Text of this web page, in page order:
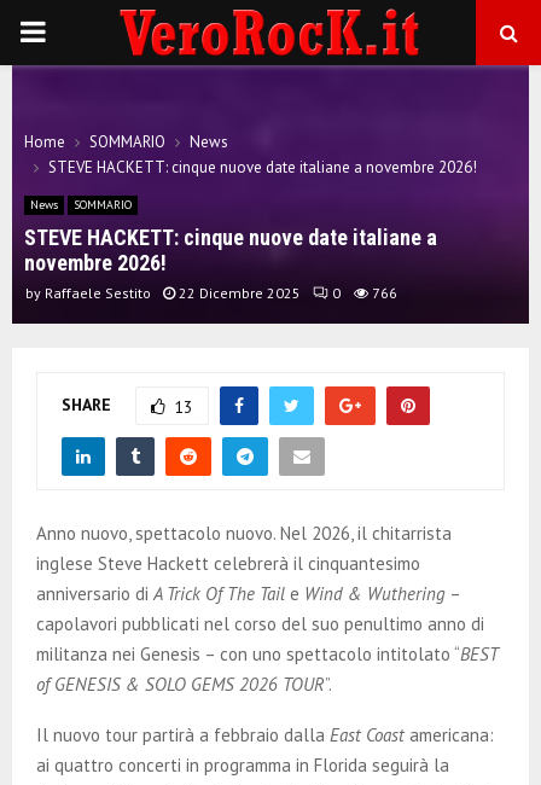
P
M
A
N
U
Home SOMMARIO
News
STEVE HACKETT: cinque nuove date italiane a novembre 2026!
News SOMMARIO
STEVE HACKETT: cinque nuove date italiane a
novembre 2026!
by Raffaele Sestito 22 Dicembre 2025 0 766
SHARE 13
Anno nuovo, spettacolo nuovo. Nel 2026, il chitarrista
inglese Steve Hackett celebrerà il cinquantesimo
anniversario di A Trick Of The Tail e Wind & Wuthering –
capolavori pubblicati nel corso del suo penultimo anno di
militanza nei Genesis – con uno spettacolo intitolato “BEST
of GENESIS & SOLO GEMS 2026 TOUR”.
Il nuovo tour partirà a febbraio dalla East Coastamericana:
ai quattro concerti in programma in Florida seguirà la